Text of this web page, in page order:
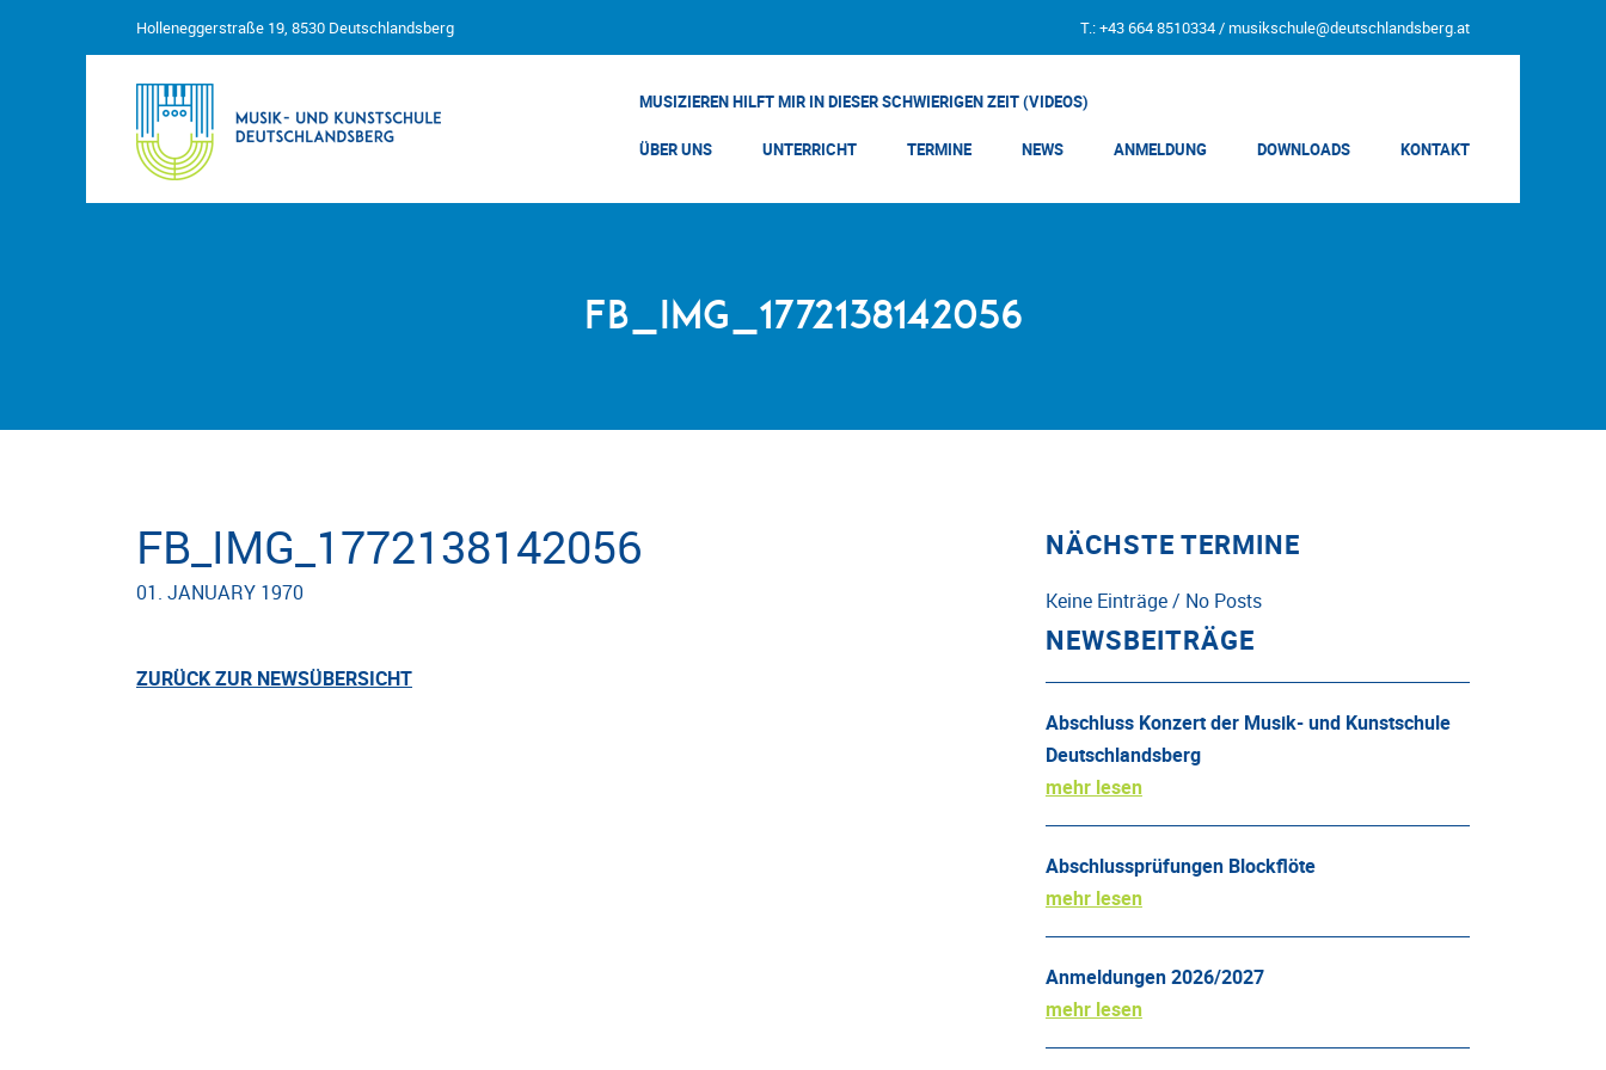
Holleneggerstraße 19, 8530 Deutschlandsberg T.: +43 664 8510334 / musikschule@deutschlandsberg.at
MUSIZIEREN HILFT MIR IN DIESER SCHWIERIGEN ZEIT (VIDEOS)
ÜBER UNS UNTERRICHT TERMINE NEWS ANMELDUNG DOWNLOADS KONTAKT
FB_IMG_1772138142056
FB_IMG_1772138142056
01. JANUARY 1970
ZURÜCK ZUR NEWSÜBERSICHT
NÄCHSTE TERMINE
Keine Einträge / No Posts
NEWSBEITRÄGE
Abschluss Konzert der Musik- und Kunstschule
Deutschlandsberg
mehr lesen
Abschlussprüfungen Blockflöte
mehr lesen
Anmeldungen 2026/2027
mehr lesen